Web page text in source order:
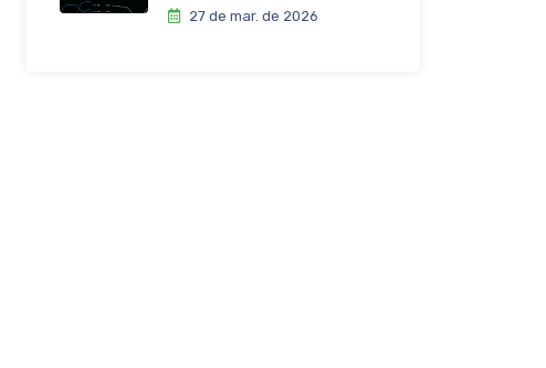
27 de mar. de 2026